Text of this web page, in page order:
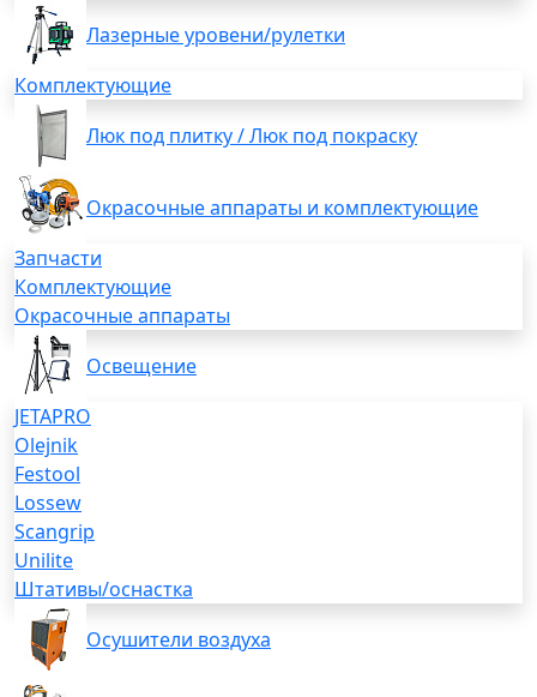
Лазерные уровени/рулетки
Комплектующие
Люк под плитку / Люк под покраску
Окрасочные аппараты и комплектующие
Запчасти
Комплектующие
Окрасочные аппараты
Освещение
JETAPRO
Olejnik
Festool
Lossew
Scangrip
Unilite
Штативы/оснастка
Осушители воздуха